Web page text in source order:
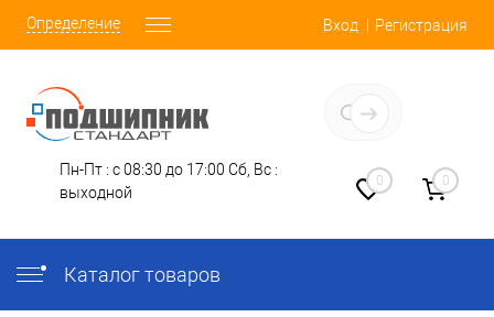
Определение Вход Регистрация
Пн-Пт : с 08:30 до 17:00 Сб, Вс :
выходной
0 0
Каталог товаров